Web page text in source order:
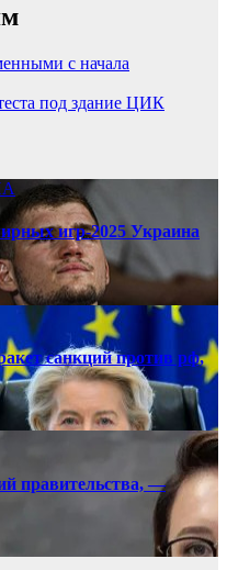
с начала
под здание ЦИК
игр-2025 Украина
санкций против рф,
правительства, —